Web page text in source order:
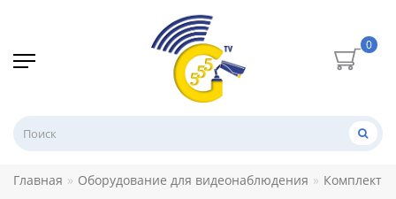
0
Главная Оборудование для видеонаблюдения